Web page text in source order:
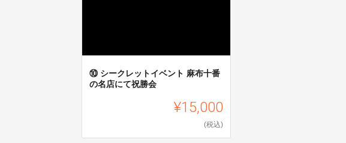
⑩ シークレットイベント 麻布十番
の名店にて祝勝会
¥15,000
(税込)